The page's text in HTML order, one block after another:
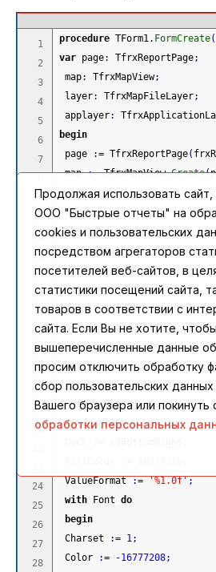
1
2
3
4
5
6
7
9
10
11
12
13
14
15
16
17
18
19
20
21
24
25
26
27
28
procedure TForm1 . FormCreate(
var page: TfrxReportPage;
map: TfrxMapView;
layer: TfrxMapFileLayer;
applayer:
begin
page
:= TfrxReportPage(
map := TfrxMapView.Create(
with map do
begin
CreateUniqueName();
SetBounds (0, 0, 700, 800);
MaxZoom := 50;
MinZoom := 1;
KeepAspectRatio := True;
MercatorProjection : True;
with ColorScale do
begin
Visible := True;
BorderColor := 0 ;
BorderWidth := 1;
ValueFormat := '%1.0f';
with Font do
begin
Charset
:= 1 ;
Color
:= -16777208;
Продолжая использовать
ООО "Быстрые отчеты" на
cookies и пользовательских
посредством агрегаторов
посетителей веб-сайтов, в
статистики посещений сайта,
товаров в соответствии с
сайта. Если Вы не хотите,
вышеперечисленные данные
просим отключить обработку
сбор пользовательских данных
Вашего браузера или покинуть
обработки персональных